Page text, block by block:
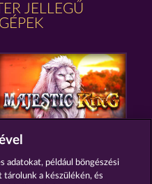
JELLEGŰ
MAJESTIC KING
adatokat, például böngészési
a készülékén, és